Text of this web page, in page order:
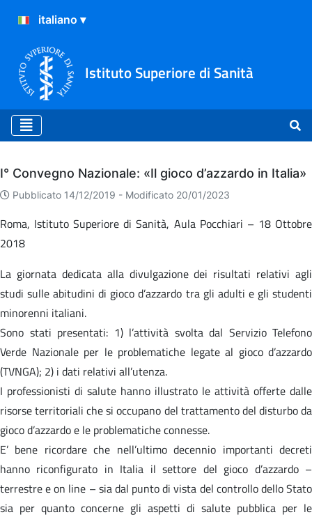
Istituto Superiore di Sanità
Archivio
I° Convegno Nazionale: «Il gioco d’azzardo in Italia»
Pubblicato 14/12/2019 - Modificato 20/01/2023
Roma, Istituto Superiore di Sanità, Aula Pocchiari – 18 Ottobre
2018
La giornata dedicata alla divulgazione dei risultati relativi agli
studi sulle abitudini di gioco d’azzardo tra gli adulti e gli studenti
minorenni italiani.
Sono stati presentati: 1) l’attività svolta dal Servizio Telefono
Verde Nazionale per le problematiche legate al gioco d’azzardo
(TVNGA); 2) i dati relativi all’utenza.
I professionisti di salute hanno illustrato le attività offerte dalle
risorse territoriali che si occupano del trattamento del disturbo da
gioco d’azzardo e le problematiche connesse.
E’ bene ricordare che nell’ultimo decennio importanti decreti
hanno riconfigurato in Italia il settore del gioco d’azzardo –
terrestre e on line – sia dal punto di vista del controllo dello Stato
sia per quanto concerne gli aspetti di salute pubblica per le